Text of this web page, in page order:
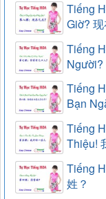
Tiếng
Giờ?
Tiếng
Người?
Tiếng
Bạn
Tiếng
Thiệu!
Tiếng
姓？